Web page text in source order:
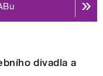
divadla a